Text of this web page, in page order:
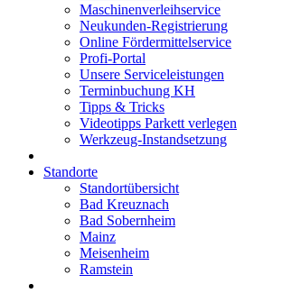
Maschinenverleihservice
Neukunden-Registrierung
Online Fördermittelservice
Profi-Portal
Unsere Serviceleistungen
Terminbuchung KH
Tipps & Tricks
Videotipps Parkett verlegen
Werkzeug-Instandsetzung
Standorte
Standortübersicht
Bad Kreuznach
Bad Sobernheim
Mainz
Meisenheim
Ramstein